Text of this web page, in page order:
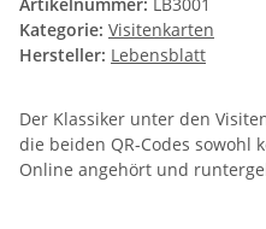
Kategorie: Visitenkarten
Hersteller: Lebensblatt
Der Klassiker unter den
die beiden QR-Codes sowohl
Online angehört und